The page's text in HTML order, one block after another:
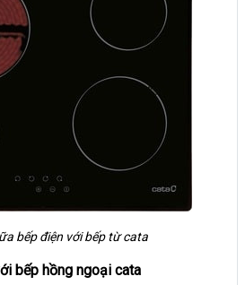
bếp điện với bếp từ cata
bếp hồng ngoại cata